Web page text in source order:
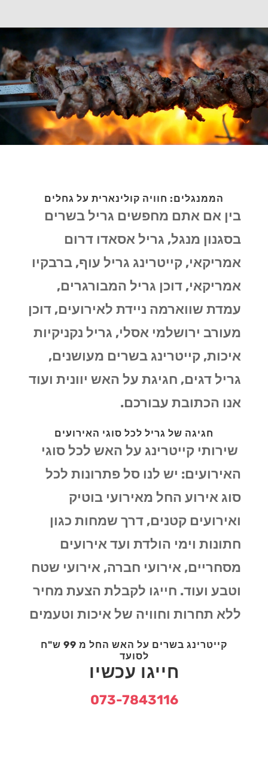
הממנגלים: חוויה קולינארית על גחלים
בין אם אתם מחפשים גריל בשרים
בסגנון מנגל, גריל אסאדו דרום
אמריקאי, קייטרינג גריל עוף, ברבקיו
אמריקאי, דוכן גריל המבורגרים,
עמדת שווארמה ניידת לאירועים, דוכן
מעורב ירושלמי אסלי, גריל נקניקיות
איכות, קייטרינג בשרים מעושנים,
גריל דגים, חגיגת על האש יוונית ועוד
אנו הכתובת עבורכם.
חגיגה של גריל לכל סוגי האירועים
שירותי קייטרינג על האש לכל סוגי
האירועים: יש לנו סל פתרונות לכל
סוג אירוע החל מאירועי בוטיק
ואירועים קטנים, דרך שמחות כגון
חתונות וימי הולדת ועד אירועים
מסחריים, אירועי חברה, אירועי שטח
וטבע ועוד. חייגו לקבלת הצעת מחיר
ללא תחרות וחוויה של איכות וטעמים
קייטרינג בשרים על האש החל מ 99 ש"ח
לסועד
חייגו עכשיו
073-7843116